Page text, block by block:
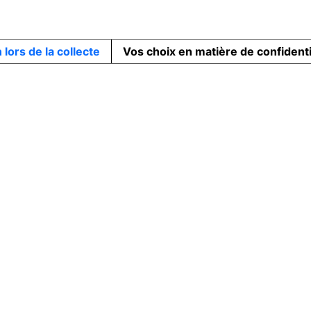
lors de la collecte Vos choix en matière de